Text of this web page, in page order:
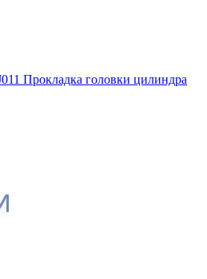
Прокладка головки цилиндра